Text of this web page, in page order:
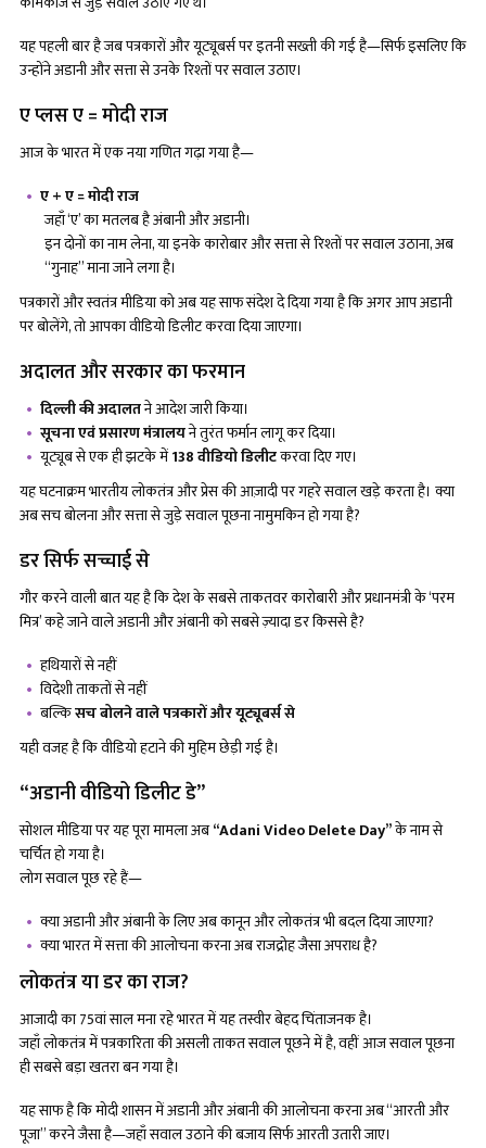
यह पहली बार है जब पत्रकारों और यूट्यूबर्स पर इतनी सख्ती की गई है—सिर्फ इसलिए कि
उन्होंने अडानी और सत्ता से उनके रिश्तों पर सवाल उठाए।
ए प्लस ए = मोदी राज
आज के भारत में एक नया गणित गढ़ा गया है—
ए + ए = मोदी राज
जहाँ ‘ए’ का मतलब है अंबानी और अडानी।
इन दोनों का नाम लेना, या इनके कारोबार और सत्ता से रिश्तों पर सवाल उठाना, अब
“गुनाह” माना जाने लगा है।
पत्रकारों और स्वतंत्र मीडिया को अब यह साफ संदेश दे दिया गया है कि अगर आप अडानी
पर बोलेंगे, तो आपका वीडियो डिलीट करवा दिया जाएगा।
अदालत और सरकार का फरमान
दिल्ली की अदालतने आदेश जारी किया।
सूचना एवं प्रसारण मंत्रालयने तुरंत फर्मान लागू कर दिया।
यूट्यूब से एक ही झटके में138 वीडियो डिलीटकरवा दिए गए।
यह घटनाक्रम भारतीय लोकतंत्र और प्रेस की आज़ादी पर गहरे सवाल खड़े करता है। क्या
अब सच बोलना और सत्ता से जुड़े सवाल पूछना नामुमकिन हो गया है?
डर सिर्फ सच्चाई से
गौर करने वाली बात यह है कि देश के सबसे ताकतवर कारोबारी और प्रधानमंत्री के ‘परम
मित्र’ कहे जाने वाले अडानी और अंबानी को सबसे ज़्यादा डर किससे है?
हथियारों से नहीं
विदेशी ताकतों से नहीं
बल्किसच बोलने वाले पत्रकारों और यूट्यूबर्स से
यही वजह है कि वीडियो हटाने की मुहिम छेड़ी गई है।
“अडानी वीडियो डिलीट डे”
सोशल मीडिया पर यह पूरा मामला अब“Adani Video Delete Day”के नाम से
चर्चित हो गया है।
लोग सवाल पूछ रहे हैं—
क्या अडानी और अंबानी के लिए अब कानून और लोकतंत्र भी बदल दिया जाएगा?
क्या भारत में सत्ता की आलोचना करना अब राजद्रोह जैसा अपराध है?
लोकतंत्र या डर का राज?
आजादी का 75वां साल मना रहे भारत में यह तस्वीर बेहद चिंताजनक है।
जहाँ लोकतंत्र में पत्रकारिता की असली ताकत सवाल पूछने में है, वहीं आज सवाल पूछना
ही सबसे बड़ा खतरा बन गया है।
यह साफ है कि मोदी शासन में अडानी और अंबानी की आलोचना करना अब “आरती और
पूजा” करने जैसा है—जहाँ सवाल उठाने की बजाय सिर्फ आरती उतारी जाए।